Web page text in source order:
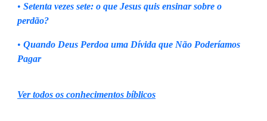
• Setenta vezes sete: o que Jesus quis ensinar sobre o
perdão?
• Quando Deus Perdoa uma Dívida que Não Poderíamos
Pagar
Ver todos os conhecimentos bíblicos